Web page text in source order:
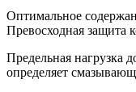
Оптимальное
Превосходная защита
Предельная нагрузка
определяет